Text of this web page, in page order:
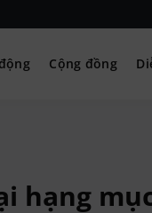
Cộng đồng
hạng